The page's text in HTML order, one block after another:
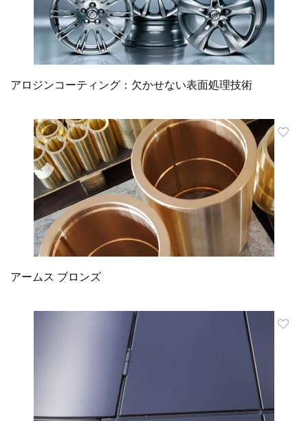
アロジンコーティング：欠かせない表面処理技術
アームス ブロンズ